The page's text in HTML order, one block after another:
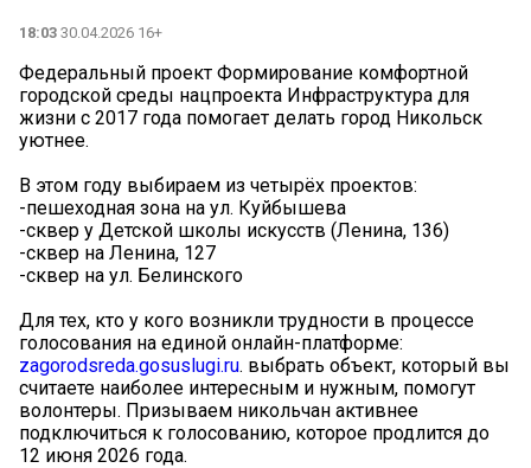
18:03 30.04.2026 16+
Федеральный проект Формирование комфортной
городской среды нацпроекта Инфраструктура для
жизни с 2017 года помогает делать город Никольск
уютнее.
В этом году выбираем из четырёх проектов:
-пешеходная зона на ул. Куйбышева
-сквер у Детской школы искусств (Ленина, 136)
-сквер на Ленина, 127
-сквер на ул. Белинского
Для тех, кто у кого возникли трудности в процессе
голосования на единой онлайн-платформе:
zagorodsreda.gosuslugi.ru. выбрать объект, который вы
считаете наиболее интересным и нужным, помогут
волонтеры. Призываем никольчан активнее
подключиться к голосованию, которое продлится до
12 июня 2026 года.